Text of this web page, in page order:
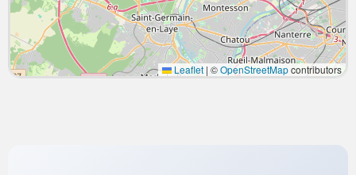
Leaflet | ©OpenStreetMapcontributors